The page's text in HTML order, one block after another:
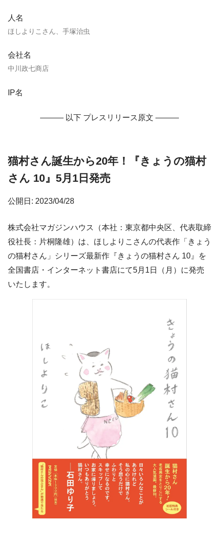
人名
ほしよりこさん、手塚治虫
会社名
中川政七商店
IP名
——— 以下 プレスリリース原文 ———
猫村さん誕生から20年！『きょうの猫村
さん 10』5月1日発売
公開日: 2023/04/28
株式会社マガジンハウス（本社：東京都中央区、代表取締
役社長：片桐隆雄）は、ほしよりこさんの代表作「きょう
の猫村さん」シリーズ最新作『きょうの猫村さん 10』を
全国書店・インターネット書店にて5月1日（月）に発売
いたします。